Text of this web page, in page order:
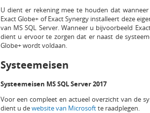
U dient er rekening mee te houden dat
Exact Globe+ of Exact Synergy installeert deze
van MS SQL Server. Wanneer u bijvoorbeeld
dient u ervoor te zorgen dat er naast de
Globe+ wordt voldaan.
Systeemeisen
Systeemeisen MS SQL Server 2017
Voor een compleet en actueel overzicht van de
dient u dewebsite van Microsoftte raadplegen.